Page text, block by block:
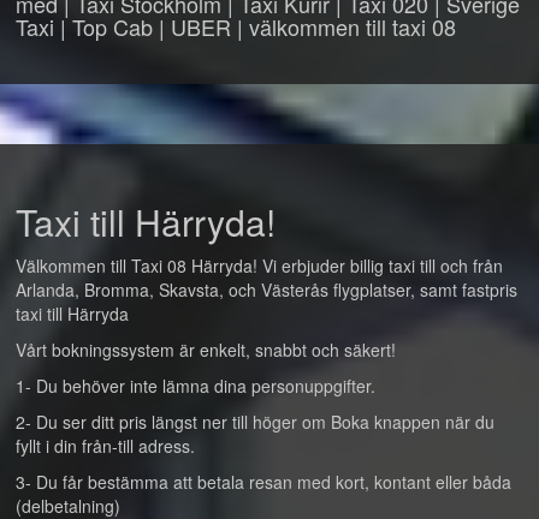
Taxi | Top Cab | UBER | välkommen till taxi 08
Taxi till Härryda!
Välkommen till Taxi 08 Härryda! Vi erbjuder billig taxi till och från
Arlanda, Bromma, Skavsta, och Västerås flygplatser, samt fastpris
taxi till Härryda
Vårt bokningssystem är enkelt, snabbt och säkert!
1- Du behöver inte lämna dina personuppgifter.
2- Du ser ditt pris längst ner till höger om Boka knappen när du
fyllt i din från-till adress.
3- Du får bestämma att betala resan med kort, kontant eller båda
(delbetalning)